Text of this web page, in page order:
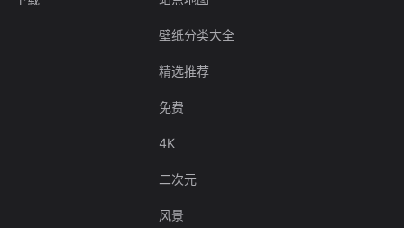
壁纸分类大全
精选推荐
免费
4K
二次元
风景